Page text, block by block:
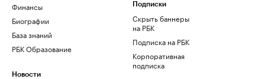
Финансы
Биографии
База знаний
РБК Образование
Новости
Подписки
Скрыть баннеры
на РБК
Подписка на РБК
Корпоративная
подписка